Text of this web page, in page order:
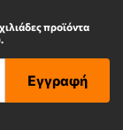
προϊόντα